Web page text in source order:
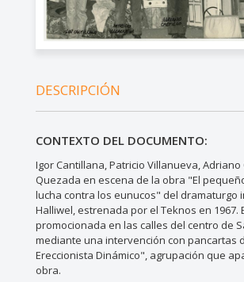
DESCRIPCIÓN
CONTEXTO DEL DOCUMENTO:
Igor Cantillana, Patricio Villanueva, Adriano
Quezada en escena de la obra "El
lucha contra los eunucos" del dramaturgo
Halliwel, estrenada por el Teknos en 1967.
promocionada en las calles del centro de
mediante una intervención con pancartas
Ereccionista Dinámico", agrupación que
obra.